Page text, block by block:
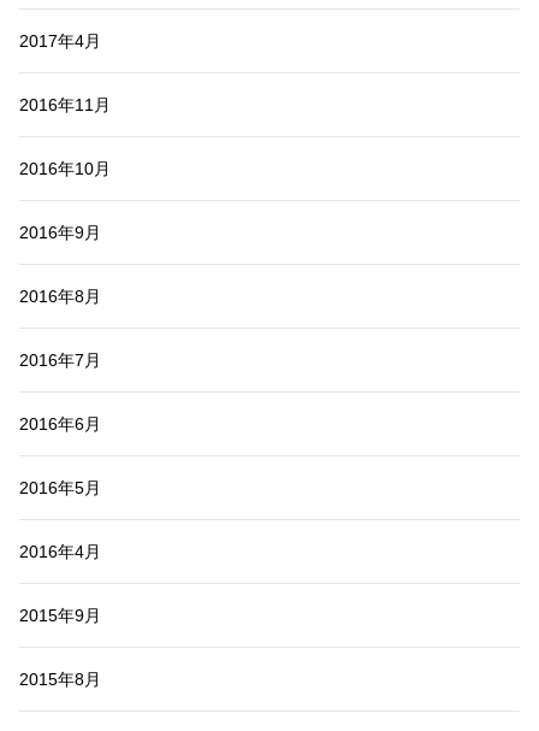
2017年4月
2016年11月
2016年10月
2016年9月
2016年8月
2016年7月
2016年6月
2016年5月
2016年4月
2015年9月
2015年8月